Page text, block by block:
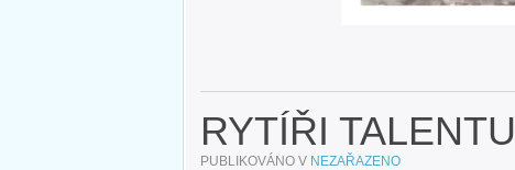
RYTÍŘI TALENTU
PUBLIKOVÁNO V NEZAŘAZENO